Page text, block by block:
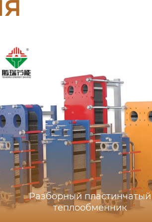
Разборный пластинчатый
теплообменник